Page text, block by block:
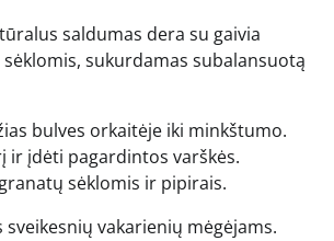
saldumas dera su gaivia
sukurdamas subalansuotą
bulves orkaitėje iki minkštumo.
ir įdėti pagardintos varškės.
sėklomis ir pipirais.
sveikesnių vakarienių mėgėjams.